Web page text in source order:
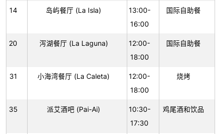
14 岛屿餐厅 (La Isla)
13:00-
16:00
国际自助餐
20 泻湖餐厅 (La Laguna)
12:00-
18:00
国际自助餐
31 小海湾餐厅 (La Caleta)
12:00-
18:00
烧烤
35 派艾酒吧 (Pai-Ai)
10:30-
17:30
鸡尾酒和饮品